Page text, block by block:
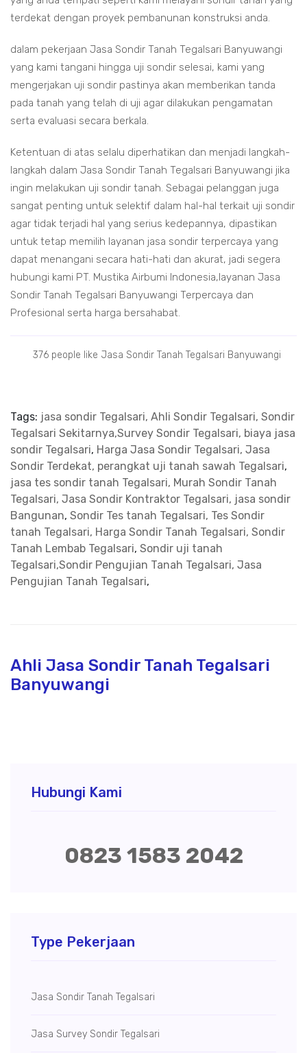
terdekat dengan proyek pembanunan konstruksi anda.
dalam pekerjaan Jasa Sondir Tanah Tegalsari Banyuwangi
yang kami tangani hingga uji sondir selesai, kami yang
mengerjakan uji sondir pastinya akan memberikan tanda
pada tanah yang telah di uji agar dilakukan pengamatan
serta evaluasi secara berkala.
Ketentuan di atas selalu diperhatikan dan menjadi langkah-
langkah dalam Jasa Sondir Tanah Tegalsari Banyuwangi jika
ingin melakukan uji sondir tanah. Sebagai pelanggan juga
sangat penting untuk selektif dalam hal-hal terkait uji sondir
agar tidak terjadi hal yang serius kedepannya, dipastikan
untuk tetap memilih layanan jasa sondir terpercaya yang
dapat menangani secara hati-hati dan akurat, jadi segera
hubungi kami PT. Mustika Airbumi Indonesia,layanan Jasa
Sondir Tanah Tegalsari Banyuwangi Terpercaya dan
Profesional serta harga bersahabat.
376 people like Jasa Sondir Tanah Tegalsari Banyuwangi
Tags: jasa sondir Tegalsari, Ahli Sondir Tegalsari, Sondir
Tegalsari Sekitarnya,Survey Sondir Tegalsari, biaya jasa
sondir Tegalsari, Harga Jasa Sondir Tegalsari, Jasa
Sondir Terdekat, perangkat uji tanah sawah Tegalsari,
jasa tes sondir tanah Tegalsari, Murah Sondir Tanah
Tegalsari, Jasa Sondir Kontraktor Tegalsari, jasa sondir
Bangunan, Sondir Tes tanah Tegalsari, Tes Sondir
tanah Tegalsari, Harga Sondir Tanah Tegalsari, Sondir
Tanah Lembab Tegalsari, Sondir uji tanah
Tegalsari,Sondir Pengujian Tanah Tegalsari, Jasa
Pengujian Tanah Tegalsari,
Ahli Jasa Sondir Tanah Tegalsari
Banyuwangi
Hubungi Kami
0823 1583 2042
Type Pekerjaan
Jasa Sondir Tanah Tegalsari
Jasa Survey Sondir Tegalsari